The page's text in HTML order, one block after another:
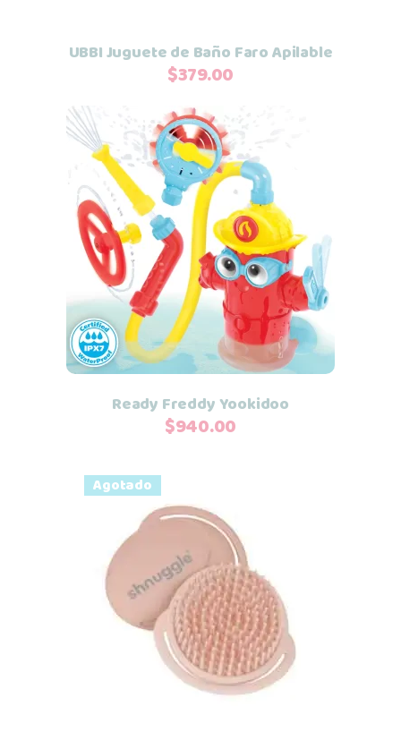
UBBI Juguete de Baño Faro Apilable
$379.00
Añadir al carrito
Ready Freddy Yookidoo
$940.00
Agotado
Leer más